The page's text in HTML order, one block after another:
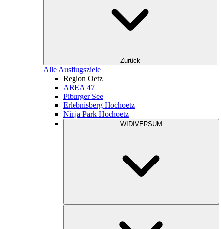
Zurück
Alle Ausflugsziele
Region Oetz
AREA 47
Piburger See
Erlebnisberg Hochoetz
Ninja Park Hochoetz
WIDIVERSUM